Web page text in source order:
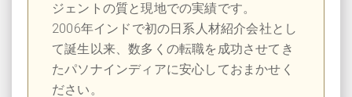
ジェントの質と現地での実績です。
2006年インドで初の日系人材紹介会社とし
て誕生以来、数多くの転職を成功させてき
たパソナインディアに安心しておまかせく
ださい。